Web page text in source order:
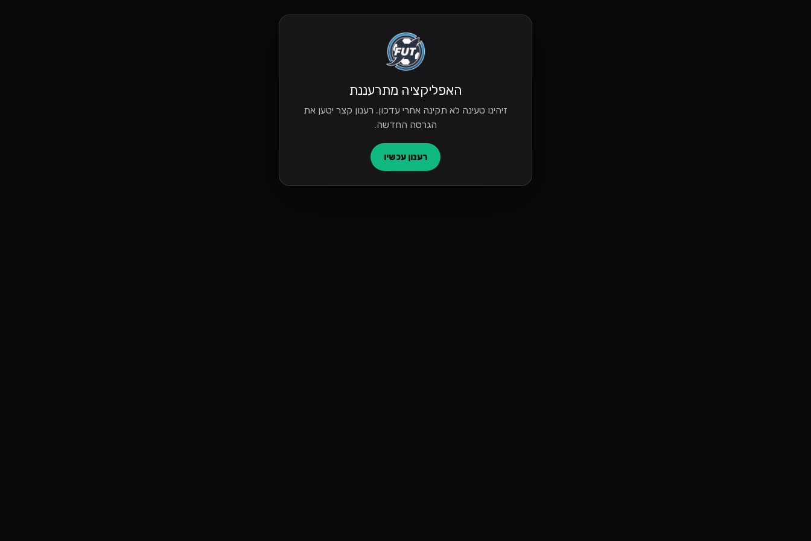
האפליקציה מתרעננת
זיהינו טעינה לא תקינה אחרי עדכון. רענון קצר יטען את
הגרסה החדשה.
רענון עכשיו